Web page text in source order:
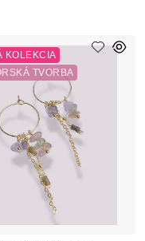
KOLEKCIA
TVORBA